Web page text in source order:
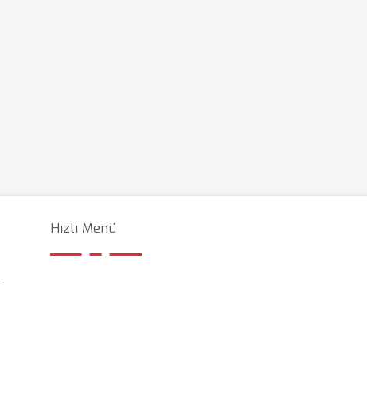
Hızlı Menü